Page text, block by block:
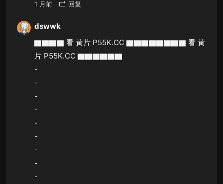
1 月前 回复
dswwk
▇▇▇▇ 看 黃片 P55K.CC ▇▇▇▇▇▇▇▇ 看 黃
片 P55K.CC ▇▇▇▇▇▇
-
-
-
-
-
-
-
-
-